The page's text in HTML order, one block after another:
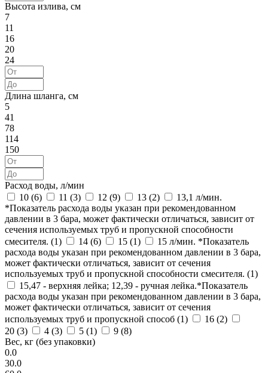
Высота излива, см
7
11
16
20
24
Длина шланга, см
5
41
78
114
150
Расход воды, л/мин
10 (6) 11 (3) 12 (9) 13 (2)
13,1 л/мин.
*Показатель расхода воды указан при рекомендованном
давлении в 3 бара, может фактически отличаться, зависит от
сечения используемых труб и пропускной способности
смесителя. (1) 14 (6) 15 (1)
15 л/мин. *Показатель
расхода воды указан при рекомендованном давлении в 3 бара,
может фактически отличаться, зависит от сечения
используемых труб и пропускной способности смесителя. (1)
15,47 - верхняя лейка; 12,39 - ручная лейка.*Показатель
расхода воды указан при рекомендованном давлении в 3 бара,
может фактически отличаться, зависит от сечения
используемых труб и пропускной способ (1) 16 (2)
20 (3) 4 (3) 5 (1) 9 (8)
Вес, кг (без упаковки)
0.0
30.0